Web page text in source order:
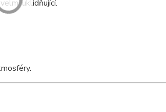
uklidňující.